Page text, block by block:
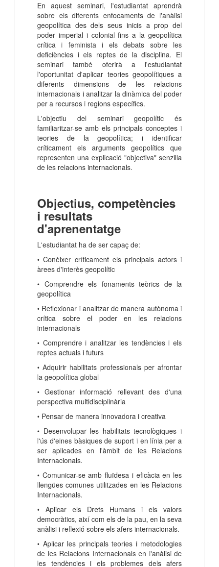
En aquest seminari, l'estudiantat aprendrà
sobre els diferents enfocaments de l'anàlisi
geopolítica des dels seus inicis a prop del
poder imperial i colonial fins a la geopolítica
crítica i feminista i els debats sobre les
deficiències i els reptes de la disciplina. El
seminari també oferirà a l'estudiantat
l'oportunitat d'aplicar teories geopolítiques a
diferents dimensions de les relacions
internacionals i analitzar la dinàmica del poder
per a recursos i regions específics.
L'objectiu del seminari geopolític és
familiaritzar-se amb els principals conceptes i
teories de la geopolítica; i identificar
críticament els arguments geopolítics que
representen una explicació "objectiva" senzilla
de les relacions internacionals.
Objectius, competències
i resultats
d'aprenentatge
L'estudiantat ha de ser capaç de:
• Conèixer críticament els principals actors i
àrees d'interès geopolític
• Comprendre els fonaments teòrics de la
geopolítica
• Reflexionar i analitzar de manera autònoma i
crítica sobre el poder en les relacions
internacionals
• Comprendre i analitzar les tendències i els
reptes actuals i futurs
• Adquirir habilitats professionals per afrontar
la geopolítica global
• Gestionar informació rellevant des d'una
perspectiva multidisciplinària
• Pensar de manera innovadora i creativa
• Desenvolupar les habilitats tecnològiques i
l'ús d'eines bàsiques de suport i en línia per a
ser aplicades en l'àmbit de les Relacions
Internacionals.
• Comunicar-se amb fluïdesa i eficàcia en les
llengües comunes utilitzades en les Relacions
Internacionals.
• Aplicar els Drets Humans i els valors
democràtics, així com els de la pau, en la seva
anàlisi i reflexió sobre els afers internacionals.
• Aplicar les principals teories i metodologies
de les Relacions Internacionals en l'anàlisi de
les tendències i els problemes dels afers